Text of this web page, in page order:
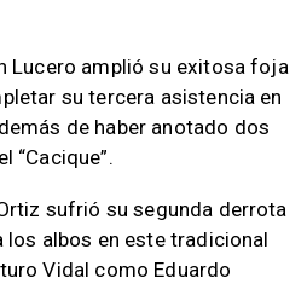
Lucero amplió su exitosa foja
su tercera asistencia en
de haber anotado dos
“Cacique”.
sufrió su segunda derrota
albos en este tradicional
Vidal como Eduardo